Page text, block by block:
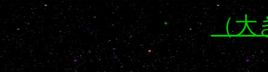
（大